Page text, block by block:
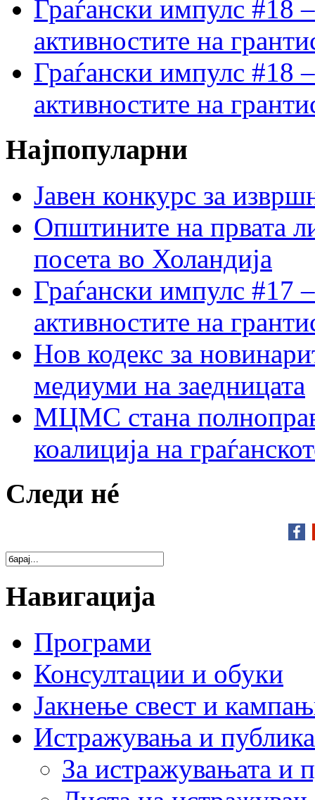
Граѓански импулс #18
активностите на
Граѓански импулс #18
активностите на
Најпопуларни
Јавен конкурс за
Општините на првата
посета во Холандија
Граѓански импулс #17
активностите на
Нов кодекс за
медиуми на заедницата
МЦМС стана
коалиција на
Следи нé
Навигација
Програми
Консултации и обуки
Јакнење свест и
Истражувања и
За истражувањата и